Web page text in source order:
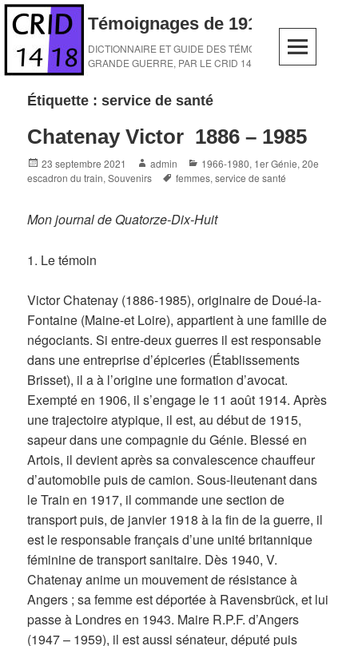
Skip
content
Témoignages de 1914-1918
DICTIONNAIRE ET GUIDE DES TÉMOINS DE LA
GRANDE GUERRE, PAR LE CRID 14-18
Étiquette :service de santé
Chatenay Victor 1886 – 1985
Posted
on
23 septembre 2021 Author
admin Categories
1966-1980, 1er Génie,20e
escadron du train,Souvenirs Tags
femmes,service de santé
Mon journal de Quatorze-Dix-Huit
1. Le témoin
Victor Chatenay (1886-1985), originaire de Doué-la-
Fontaine (Maine-et Loire), appartient à une famille de
négociants. Si entre-deux guerres il est responsable
dans une entreprise d’épiceries (Établissements
Brisset), il a à l’origine une formation d’avocat.
Exempté en 1906, il s’engage le 11 août 1914. Après
une trajectoire atypique, il est, au début de 1915,
sapeur dans une compagnie du Génie. Blessé en
Artois, il devient après sa convalescence chauffeur
d’automobile puis de camion. Sous-lieutenant dans
le Train en 1917, il commande une section de
transport puis, de janvier 1918 à la fin de la guerre, il
est le responsable français d’une unité britannique
féminine de transport sanitaire. Dès 1940, V.
Chatenay anime un mouvement de résistance à
Angers ; sa femme est déportée à Ravensbrück, et lui
passe à Londres en 1943. Maire R.P.F. d’Angers
(1947 – 1959), il est aussi sénateur, député puis